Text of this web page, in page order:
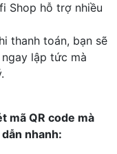
Shop hỗ trợ nhiều
thanh toán, bạn sẽ
ngay lập tức mà
mã QR code mà
nhanh: